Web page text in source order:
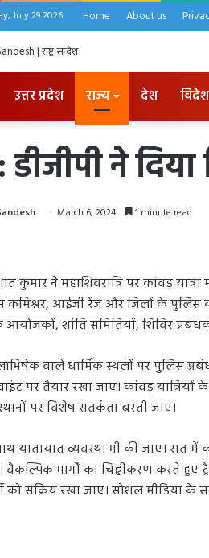
July 29 2026 Home About us
उत्तर प्रदेश राज्य देश विदेश
ने
March 6, 2024 1 minute read
कुमार ने महाशिवरात्रि पर कांवड़
आईजी रेंज और जिलों के पुलिस
आयोजकों, शांति समितियों, शिविर
वाले धार्मिक स्थलों पर पुलिस
पर तैयार रखा जाए। कांवड़
पर विशेष सतर्कता बरती जाए।
यातायात व्यवस्था भी की जाए। रात
वैकल्पिक मार्गों का चिह्नीकरण करते हुए
को सक्रिय रखा जाए। सोशल मीडिया के